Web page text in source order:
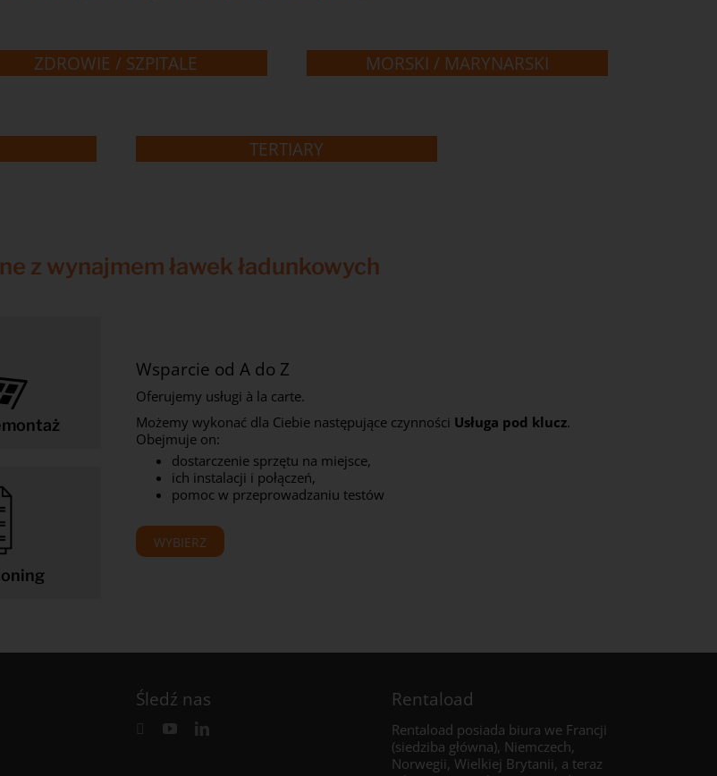
ZDROWIE / SZPITALE MORSKI / MARYNARSKI
TERTIARY
z wynajmem ławek ładunkowych
Wsparcie od A do Z
Oferujemy usługi à la carte.
Możemy wykonać dla Ciebie następujące czynności Usługa pod klucz.
Obejmuje on:
dostarczenie sprzętu na miejsce,
ich instalacji i połączeń,
pomoc w przeprowadzaniu testów
WYBIERZ
Śledź nas Rentaload
Rentaload posiada biura we Francji
(siedziba główna), Niemczech,
Norwegii, Wielkiej Brytanii, a teraz